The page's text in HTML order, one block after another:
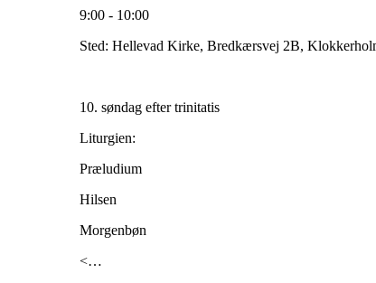
9:00 - 10:00
Sted: Hellevad Kirke, Bredkærsvej 2B,
10. søndag efter trinitatis
Liturgien:
Præludium
Hilsen
Morgenbøn
<…